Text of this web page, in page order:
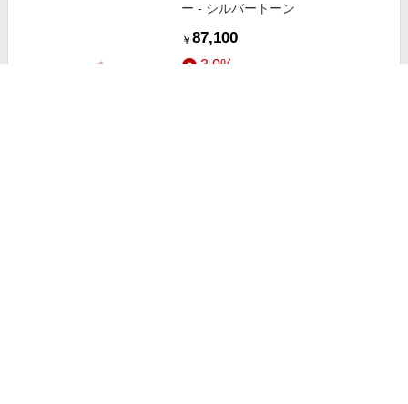
ー - シルバートーン
￥ 87,100
3.0%